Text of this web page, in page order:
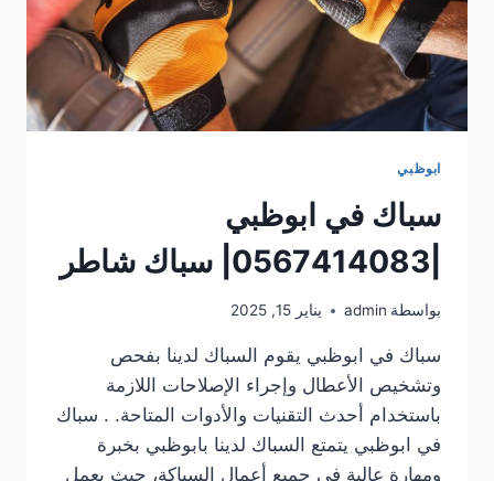
ابوظبي
سباك في ابوظبي
بواسطة admin يناير 15, 2025
سباك في ابوظبي يقوم السباك لدينا بفحص
وتشخيص الأعطال وإجراء الإصلاحات اللازمة
باستخدام أحدث التقنيات والأدوات المتاحة. . سباك
في ابوظبي يتمتع السباك لدينا بابوظبي بخبرة
ومهارة عالية في جميع أعمال السباكة، حيث يعمل